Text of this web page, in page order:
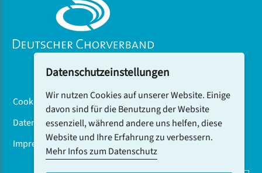
Cookiebanner
Datenschutz
Impressum
Datenschutzeinstellungen
Wir nutzen Cookies auf unserer Website. Einige
davon sind für die Benutzung der Website
essenziell, während andere uns helfen, diese
Website und Ihre Erfahrung zu verbessern.
Mehr Infos zum Datenschutz